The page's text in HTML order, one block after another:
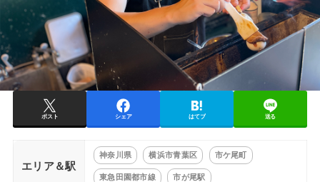
ポスト シェア はてブ 送る
エリア＆駅
神奈川県 横浜市青葉区 市ケ尾町
東急田園都市線 市が尾駅